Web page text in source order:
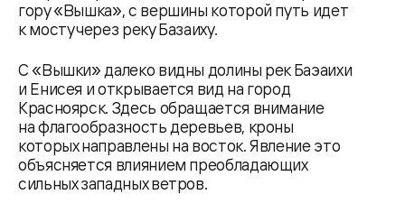
гору «Вышка», с вершины которой путь идет
к мосту через реку Базаиху.
С «Вышки» далеко видны долины рек Баэаихи
и Енисея и открывается вид на город
Красноярск. Здесь обращается внимание
на флагообразность деревьев, кроны
которых направлены на восток. Явление это
объясняется влиянием преобладающих
сильных западных ветров.